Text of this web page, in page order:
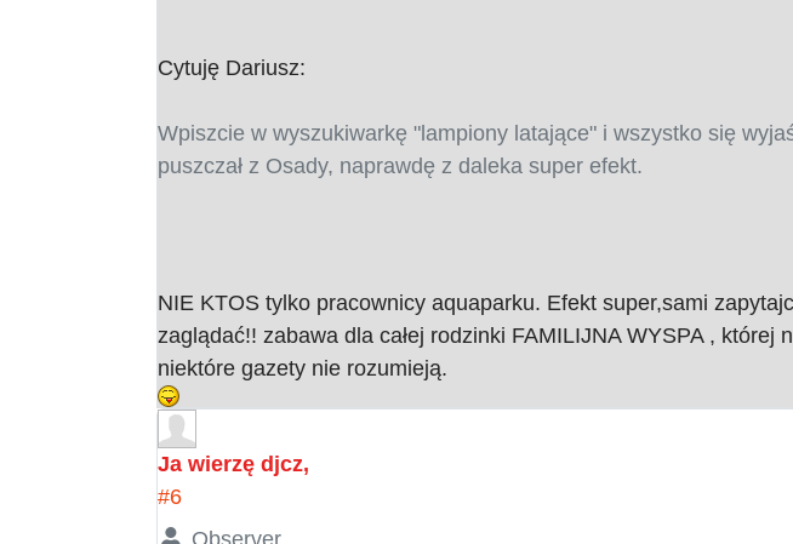
Cytuję Dariusz:
Wpiszcie w wyszukiwarkę "lampiony latające" i wszystko się
puszczał z Osady, naprawdę z daleka super efekt.
NIE KTOS tylko pracownicy aquaparku. Efekt super,sami
zaglądać!! zabawa dla całej rodzinki FAMILIJNA WYSPA , której
niektóre gazety nie rozumieją.
Ja wierzę djcz,
#6
Observer